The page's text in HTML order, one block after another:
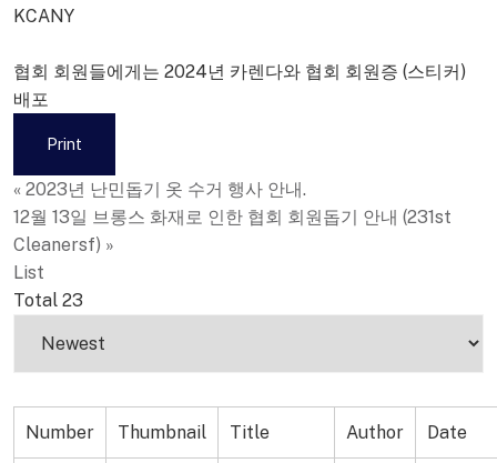
KCANY
협회 회원들에게는 2024년 카렌다와 협회 회원증 (스티커)
배포
Print
« 2023년 난민돕기 옷 수거 행사 안내.
12월 13일 브롱스 화재로 인한 협회 회원돕기 안내 (231st
Cleanersf) »
List
Total 23
Number Thumbnail Title Author Date